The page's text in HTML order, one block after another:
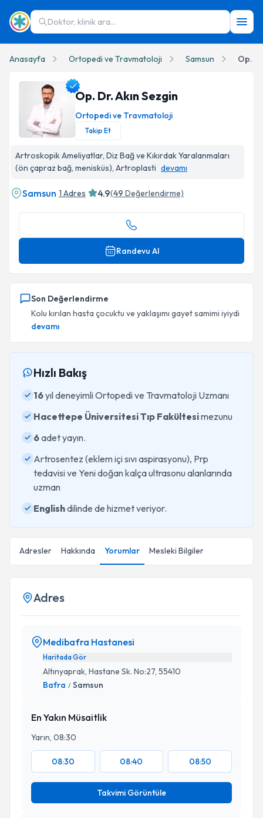
Doktor, klinik ara...
Anasayfa Ortopedi ve Travmatoloji Samsun Op.
Op. Dr. Akın Sezgin
Ortopedi ve Travmatoloji
Takip Et
Artroskopik Ameliyatlar, Diz Bağ ve Kıkırdak Yaralanmaları
(ön çapraz bağ, menisküs), Artroplasti devamı
Samsun 1 Adres 4.9(49 Değerlendirme)
Randevu Al
Son Değerlendirme
Kolu kırılan hasta çocuktu ve yaklaşımı gayet samimi iyiydi
devamı
Hızlı Bakış
16yıl deneyimli Ortopedi ve Travmatoloji Uzmanı
Hacettepe Üniversitesi Tıp Fakültesimezunu
6adet yayın.
Artrosentez (eklem içi sıvı aspirasyonu), Prp
tedavisi ve Yeni doğan kalça ultrasonu alanlarında
uzman
Englishdilinde de hizmet veriyor.
Adresler Hakkında Yorumlar Mesleki Bilgiler
Adres
Medibafra Hastanesi
Haritada Gör
Altınyaprak, Hastane Sk. No:27, 55410
Bafra / Samsun
En Yakın Müsaitlik
Yarın, 08:30
08:30 08:40 08:50
Takvimi Görüntüle